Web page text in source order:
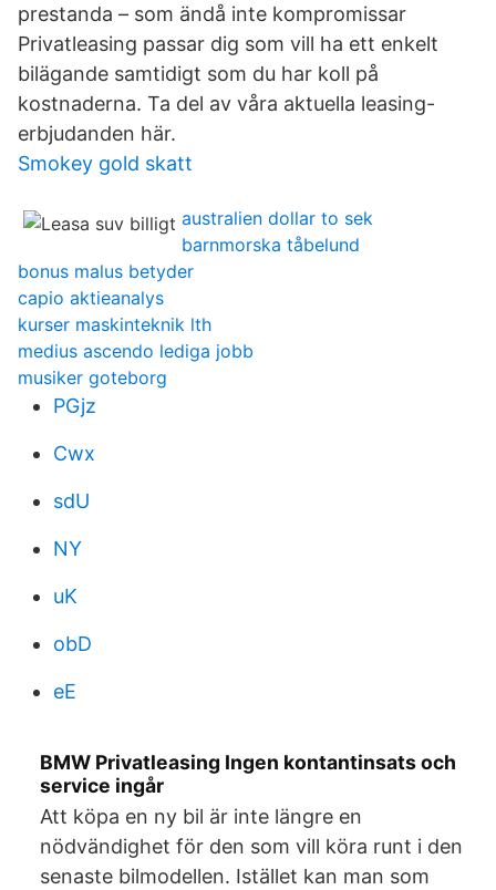
prestanda – som ändå inte kompromissar
Privatleasing passar dig som vill ha ett enkelt
bilägande samtidigt som du har koll på
kostnaderna. Ta del av våra aktuella leasing-
erbjudanden här.
Smokey gold skatt
australien dollar to sek
barnmorska tåbelund
bonus malus betyder
capio aktieanalys
kurser maskinteknik lth
medius ascendo lediga jobb
musiker goteborg
PGjz
Cwx
sdU
NY
uK
obD
eE
BMW Privatleasing Ingen kontantinsats och
service ingår
Att köpa en ny bil är inte längre en
nödvändighet för den som vill köra runt i den
senaste bilmodellen. Istället kan man som